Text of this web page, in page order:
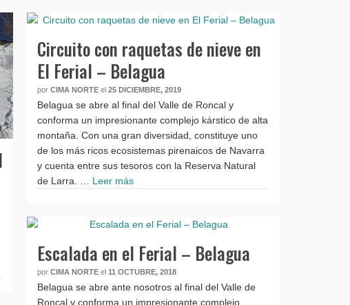
Circuito con raquetas de nieve en
El Ferial – Belagua
porCIMA NORTE el25 DICIEMBRE, 2019
Belagua se abre al final del Valle de Roncal y
conforma un impresionante complejo kárstico de alta
montaña. Con una gran diversidad, constituye uno
de los más ricos ecosistemas pirenaicos de Navarra
y cuenta entre sus tesoros con la Reserva Natural
de Larra. … Leer más
Escalada en el Ferial – Belagua
porCIMA NORTE el11 OCTUBRE, 2018
Belagua se abre ante nosotros al final del Valle de
Roncal y conforma un impresionante complejo